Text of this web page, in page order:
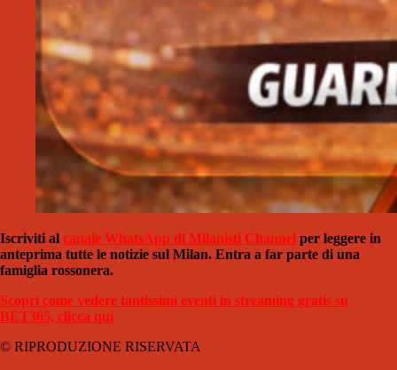
Iscriviti al canale WhatsApp di Milanisti Channel per leggere in
anteprima tutte le notizie sul Milan. Entra a far parte di una
famiglia rossonera.
Scopri come vedere tantissimi eventi in streaming gratis su
BET365, clicca qui
© RIPRODUZIONE RISERVATA